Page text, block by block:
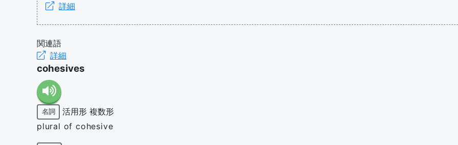
詳細
関連語
詳細
cohesives
名詞 活用形 複数形
plural of cohesive